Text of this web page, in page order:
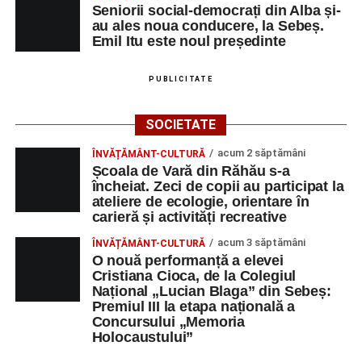
Seniorii social-democrați din Alba și-
au ales noua conducere, la Sebeș.
Emil Itu este noul președinte
PUBLICITATE
SOCIETATE
ÎNVĂȚĂMÂNT-CULTURĂ acum 2 săptămâni
Școala de Vară din Răhău s-a
încheiat. Zeci de copii au participat la
ateliere de ecologie, orientare în
carieră și activități recreative
ÎNVĂȚĂMÂNT-CULTURĂ acum 3 săptămâni
O nouă performanță a elevei
Cristiana Cioca, de la Colegiul
Național „Lucian Blaga” din Sebeș:
Premiul III la etapa națională a
Concursului „Memoria
Holocaustului”